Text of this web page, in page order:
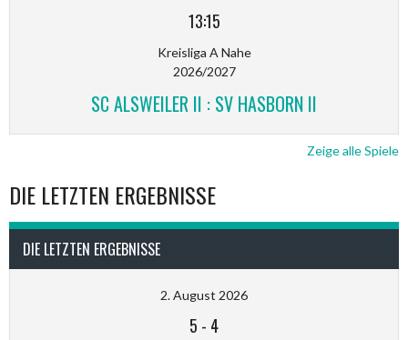
13:15
Kreisliga A Nahe
2026/2027
SC ALSWEILER II : SV HASBORN II
Zeige alle Spiele
DIE LETZTEN ERGEBNISSE
DIE LETZTEN ERGEBNISSE
2. August 2026
5 - 4